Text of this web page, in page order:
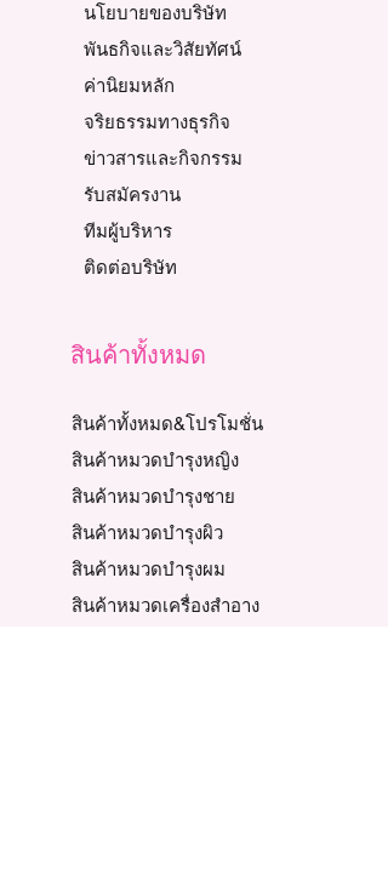
นโยบายของบริษัท
พันธกิจและวิสัยทัศน์
ค่านิยมหลัก
จริยธรรมทางธุรกิจ
ข่าวสารและกิจกรรม
รับสมัครงาน
ทีมผู้บริหาร
ติดต่อบริษัท
สินค้าทั้งหมด
สินค้าทั้งหมด&โปรโมชั่น
สินค้าหมวดบำรุงหญิง
สินค้าหมวดบำรุงชาย
สินค้าหมวดบำรุงผิว
สินค้าหมวดบำรุงผม
สินค้าหมวดเครื่องสำอาง